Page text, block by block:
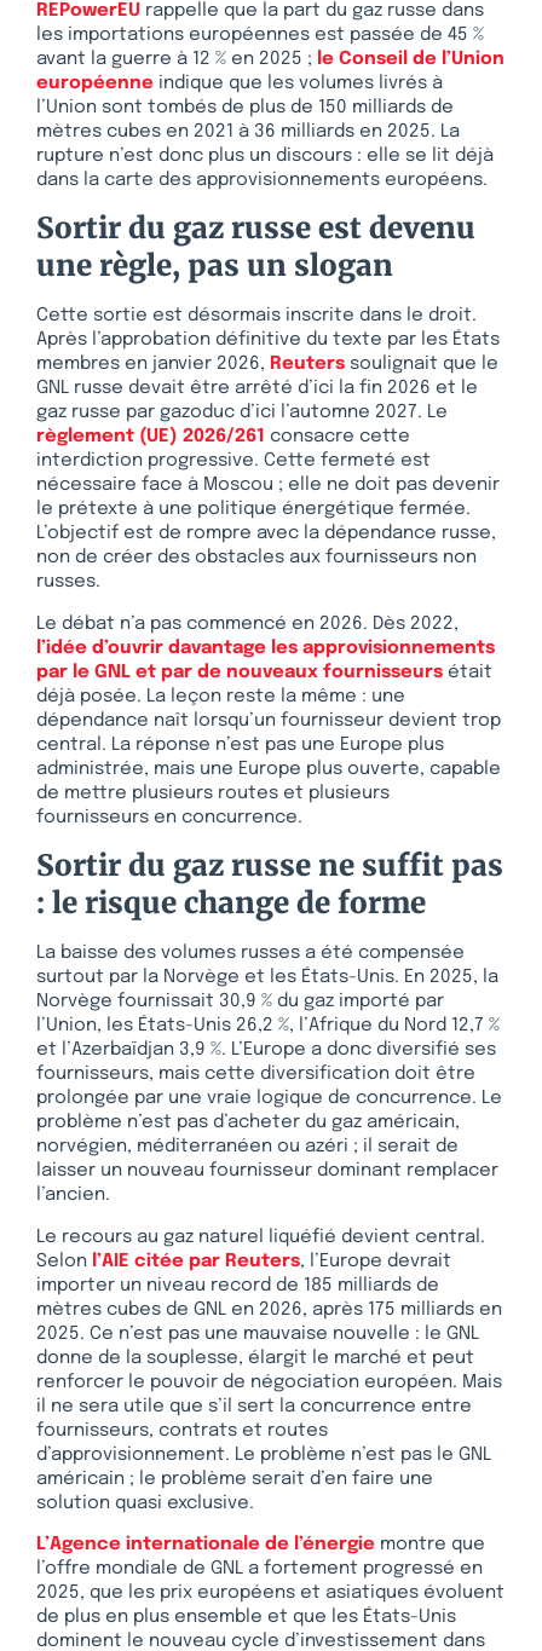
REPowerEU rappelle que la part du gaz russe dans
les importations européennes est passée de 45 %
avant la guerre à 12 % en 2025 ; le Conseil de l’Union
européenne indique que les volumes livrés à
l’Union sont tombés de plus de 150 milliards de
mètres cubes en 2021 à 36 milliards en 2025. La
rupture n’est donc plus un discours : elle se lit déjà
dans la carte des approvisionnements européens.
Sortir du gaz russe est devenu
une règle, pas un slogan
Cette sortie est désormais inscrite dans le droit.
Après l’approbation définitive du texte par les États
membres en janvier 2026, Reuters soulignait que le
GNL russe devait être arrêté d’ici la fin 2026 et le
gaz russe par gazoduc d’ici l’automne 2027. Le
règlement (UE) 2026/261 consacre cette
interdiction progressive. Cette fermeté est
nécessaire face à Moscou ; elle ne doit pas devenir
le prétexte à une politique énergétique fermée.
L’objectif est de rompre avec la dépendance russe,
non de créer des obstacles aux fournisseurs non
russes.
Le débat n’a pas commencé en 2026. Dès 2022,
l’idée d’ouvrir davantage les approvisionnements
par le GNL et par de nouveaux fournisseurs était
déjà posée. La leçon reste la même : une
dépendance naît lorsqu’un fournisseur devient trop
central. La réponse n’est pas une Europe plus
administrée, mais une Europe plus ouverte, capable
de mettre plusieurs routes et plusieurs
fournisseurs en concurrence.
Sortir du gaz russe ne suffit pas
: le risque change de forme
La baisse des volumes russes a été compensée
surtout par la Norvège et les États-Unis. En 2025, la
Norvège fournissait 30,9 % du gaz importé par
l’Union, les États-Unis 26,2 %, l’Afrique du Nord 12,7 %
et l’Azerbaïdjan 3,9 %. L’Europe a donc diversifié ses
fournisseurs, mais cette diversification doit être
prolongée par une vraie logique de concurrence. Le
problème n’est pas d’acheter du gaz américain,
norvégien, méditerranéen ou azéri ; il serait de
laisser un nouveau fournisseur dominant remplacer
l’ancien.
Le recours au gaz naturel liquéfié devient central.
Selon l’AIE citée par Reuters, l’Europe devrait
importer un niveau record de 185 milliards de
mètres cubes de GNL en 2026, après 175 milliards en
2025. Ce n’est pas une mauvaise nouvelle : le GNL
donne de la souplesse, élargit le marché et peut
renforcer le pouvoir de négociation européen. Mais
il ne sera utile que s’il sert la concurrence entre
fournisseurs, contrats et routes
d’approvisionnement. Le problème n’est pas le GNL
américain ; le problème serait d’en faire une
solution quasi exclusive.
L’Agence internationale de l’énergie montre que
l’offre mondiale de GNL a fortement progressé en
2025, que les prix européens et asiatiques évoluent
de plus en plus ensemble et que les États-Unis
dominent le nouveau cycle d’investissement dans